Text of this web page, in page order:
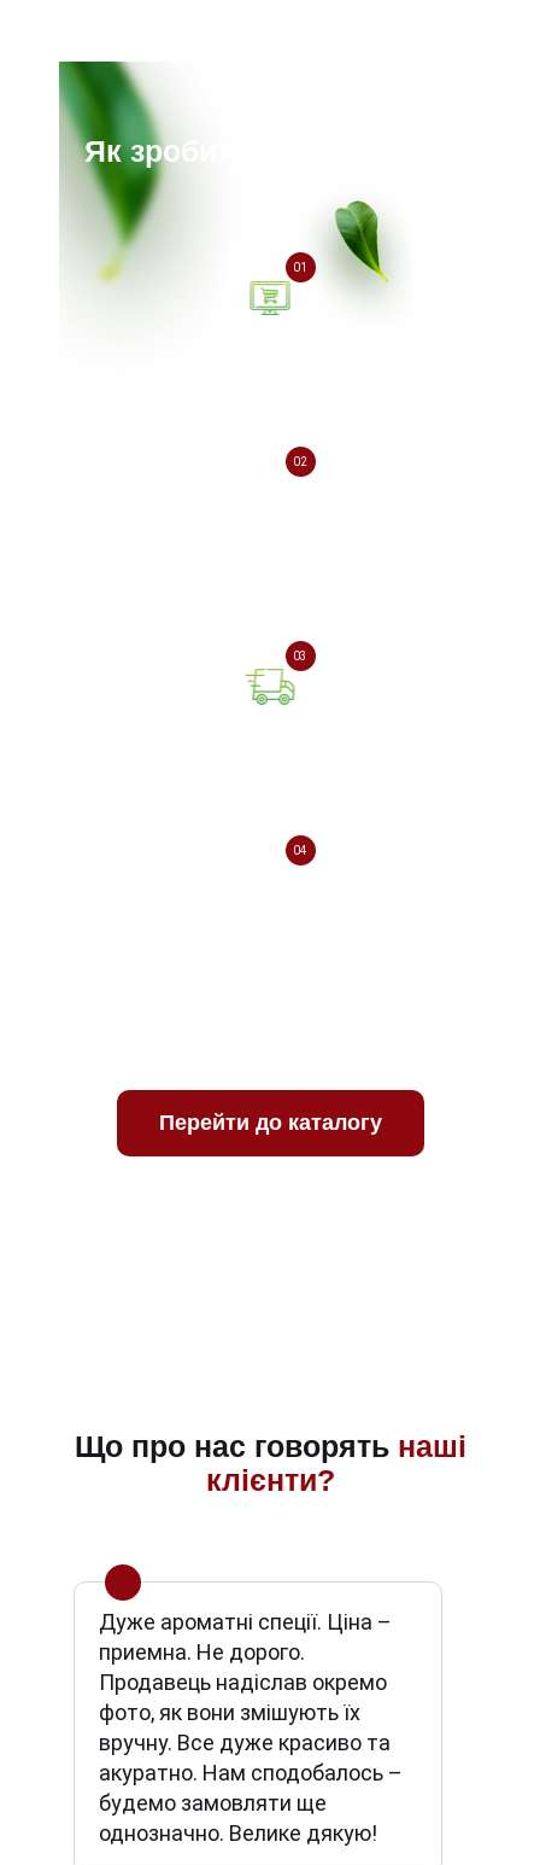
Як зробити замовлення?
01
02
03
04
Перейти до каталогу
Що про нас говорять наші
клієнти?
Дуже ароматні спеції. Ціна –
приемна. Не дорого.
Продавець надіслав окремо
фото, як вони змішують їх
вручну. Все дуже красиво та
акуратно. Нам сподобалось –
будемо замовляти ще
однозначно. Велике дякую!